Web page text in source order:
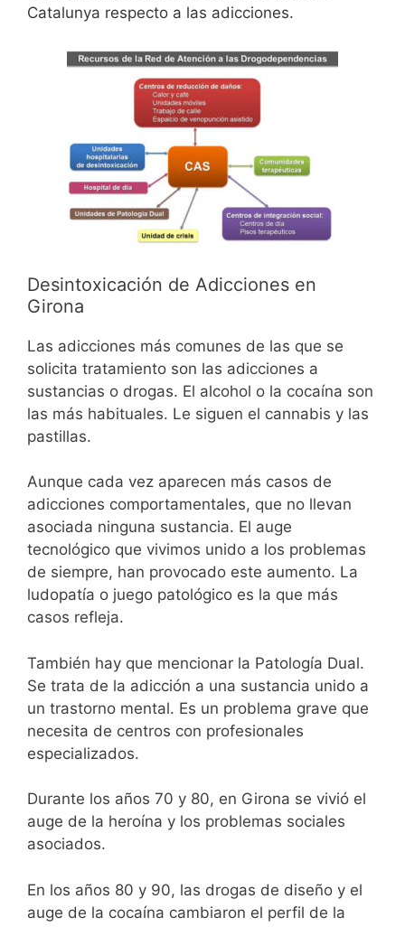
Catalunya respecto a las adicciones.
Desintoxicación de Adicciones en
Girona
Las adicciones más comunes de las que se
solicita tratamiento son las adicciones a
sustancias o drogas. El alcohol o la cocaína son
las más habituales. Le siguen el cannabis y las
pastillas.
Aunque cada vez aparecen más casos de
adicciones comportamentales, que no llevan
asociada ninguna sustancia. El auge
tecnológico que vivimos unido a los problemas
de siempre, han provocado este aumento. La
ludopatía o juego patológico es la que más
casos refleja.
También hay que mencionar la Patología Dual.
Se trata de la adicción a una sustancia unido a
un trastorno mental. Es un problema grave que
necesita de centros con profesionales
especializados.
Durante los años 70 y 80, en Girona se vivió el
auge de la heroína y los problemas sociales
asociados.
En los años 80 y 90, las drogas de diseño y el
auge de la cocaína cambiaron el perfil de la